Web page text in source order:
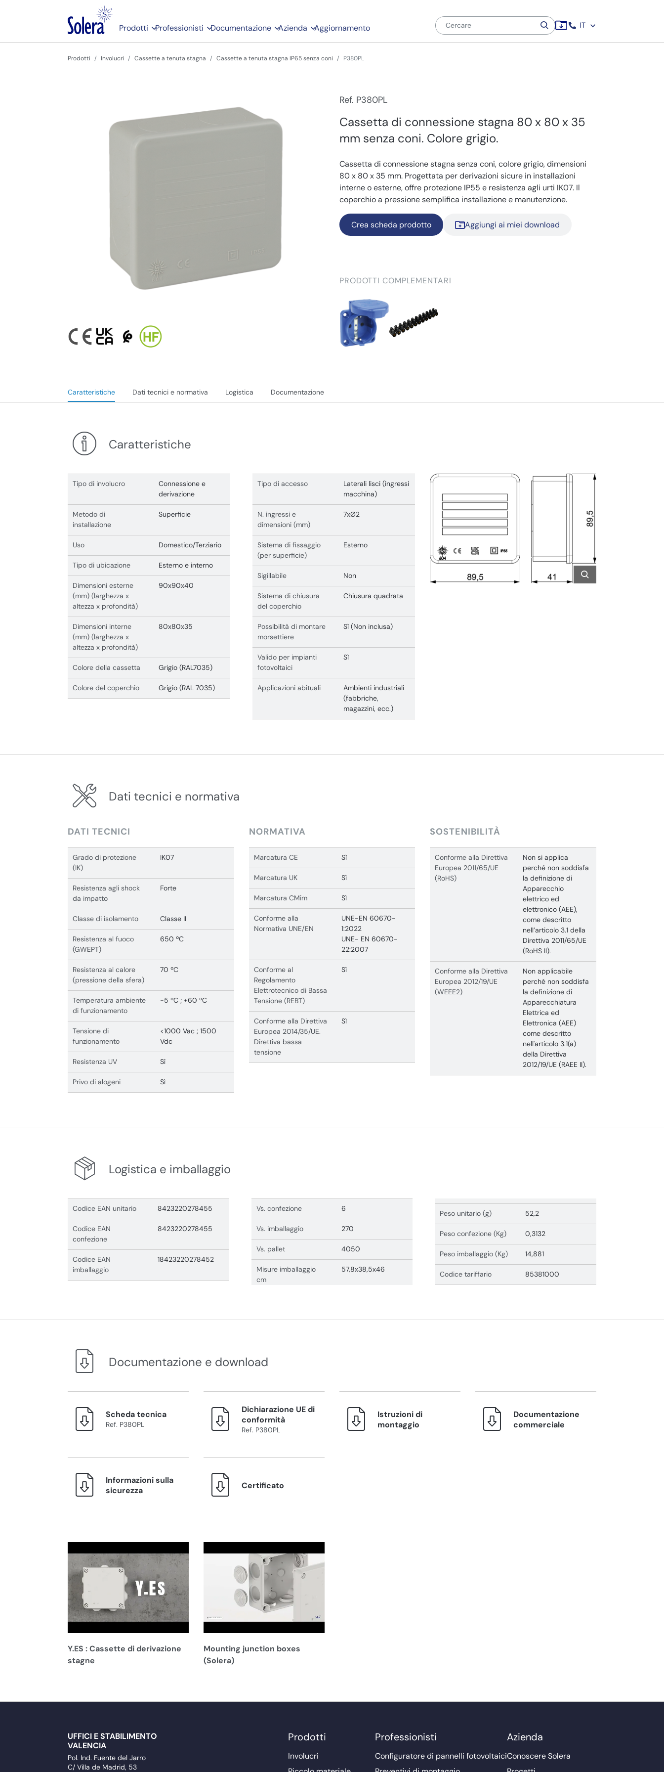
Prodotti Professionisti Documentazione Azienda Aggiornamento IT
Prodotti Involucri Cassette a tenuta stagna Cassette a tenuta stagna IP65 senza coni P380PL
Ref. P380PL
Cassetta di connessione stagna 80 x 80 x 35
mm senza coni. Colore grigio.
Cassetta di connessione stagna senza coni, colore grigio, dimensioni
80 x 80 x 35 mm. Progettata per derivazioni sicure in installazioni
interne o esterne, offre protezione IP55 e resistenza agli urti IK07. Il
coperchio a pressione semplifica installazione e manutenzione.
Crea scheda prodotto Aggiungi ai miei download
PRODOTTI COMPLEMENTARI
Caratteristiche Dati tecnici e normativa Logistica Documentazione
Caratteristiche
Tipo di involucro
Connessione e
derivazione
Metodo di
installazione
Superficie
Uso Domestico/Terziario
Tipo di ubicazione Esterno e interno
Dimensioni esterne
(mm) (larghezza x
altezza x profondità)
90x90x40
Dimensioni interne
(mm) (larghezza x
altezza x profondità)
80x80x35
Colore della cassetta Grigio (RAL7035)
Colore del coperchio Grigio (RAL 7035)
Tipo di accesso
Laterali lisci (ingressi
macchina)
N. ingressi e
dimensioni (mm)
7xØ2
Sistema di fissaggio
(per superficie)
Esterno
Sigillabile Non
Sistema di chiusura
del coperchio
Chiusura quadrata
Possibilità di montare
morsettiere
Sì (Non inclusa)
Valido per impianti
fotovoltaici
Sì
Applicazioni abituali
Ambienti industriali
(fabbriche,
magazzini, ecc.)
Dati tecnici e normativa
DATI TECNICI
Grado di protezione
(IK)
IK07
Resistenza agli shock
da impatto
Forte
Classe di isolamento Classe II
Resistenza al fuoco
(GWEPT)
650 ºC
Resistenza al calore
(pressione della sfera)
70 ºC
Temperatura ambiente
di funzionamento
-5 ºC ; +60 ºC
Tensione di
funzionamento
<1000 Vac ; 1500
Vdc
Resistenza UV Sì
Privo di alogeni Sì
NORMATIVA
Marcatura CE Sì
Marcatura UK Sì
Marcatura CMim Sì
Conforme alla
Normativa UNE/EN
UNE-EN 60670-
1:2022
UNE- EN 60670-
22:2007
Conforme al
Regolamento
Elettrotecnico di Bassa
Tensione (REBT)
Sì
Conforme alla Direttiva
Europea 2014/35/UE.
Direttiva bassa
tensione
Sì
SOSTENIBILITÀ
Conforme alla Direttiva
Europea 2011/65/UE
(RoHS)
Non si applica
perché non soddisfa
la definizione di
Apparecchio
elettrico ed
elettronico (AEE),
come descritto
nell’articolo 3.1 della
Direttiva 2011/65/UE
(RoHS II).
Conforme alla Direttiva
Europea 2012/19/UE
(WEEE2)
Non applicabile
perché non soddisfa
la definizione di
Apparecchiatura
Elettrica ed
Elettronica (AEE)
come descritto
nell'articolo 3.1(a)
della Direttiva
2012/19/UE (RAEE II).
Logistica e imballaggio
Codice EAN unitario 8423220278455
Codice EAN
confezione
8423220278455
Codice EAN
imballaggio
18423220278452
Vs. confezione 6
Vs. imballaggio 270
Vs. pallet 4050
Misure imballaggio
cm
57,8x38,5x46
Peso unitario (g) 52,2
Peso confezione (Kg) 0,3132
Peso imballaggio (Kg) 14,881
Codice tariffario 85381000
Documentazione e download
Scheda tecnica
Ref. P380PL
Dichiarazione UE di
conformità
Ref. P380PL
Istruzioni di
montaggio
Documentazione
commerciale
Informazioni sulla
sicurezza
Certificato
Y.ES : Cassette di derivazione
stagne
Mounting junction boxes
(Solera)
UFFICI E STABILIMENTO
VALENCIA
Pol. Ind. Fuente del Jarro
C/ Villa de Madrid, 53
Prodotti
Involucri
Professionisti
Configuratore di pannelli fotovoltaici
Azienda
Conoscere Solera